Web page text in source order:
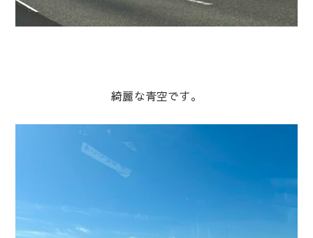
綺麗な青空です。